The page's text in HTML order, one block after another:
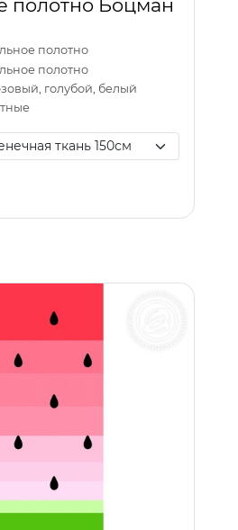
полотно Боцман
полотно
полотно
голубой, белый